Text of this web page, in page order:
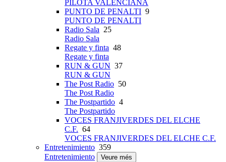
PILOTA VALENCIANA
PUNTO DE PENALTI 9
PUNTO DE PENALTI
Radio Sala 25
Radio Sala
Regate y finta 48
Regate y finta
RUN & GUN 37
RUN & GUN
The Post Radio 50
The Post Radio
The Postpartido 4
The Postpartido
VOCES FRANJIVERDES DEL ELCHE
C.F. 64
VOCES FRANJIVERDES DEL ELCHE C.F.
Entretenimiento 359
Entretenimiento
Veure més